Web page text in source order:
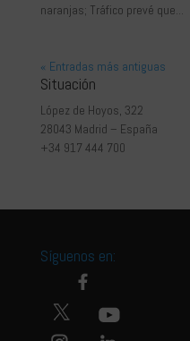
naranjas; Tráfico prevé que...
« Entradas más antiguas
Situación
López de Hoyos, 322
28043 Madrid – España
+34 917 444 700